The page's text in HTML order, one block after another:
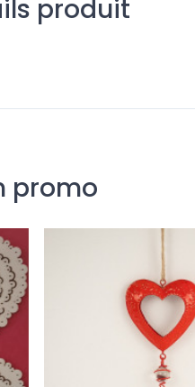
produit
promo